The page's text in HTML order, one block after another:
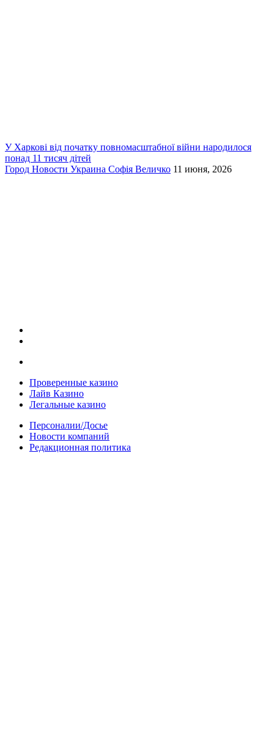
У Харкові від початку повномасштабної війни народилося
понад 11 тисяч дітей
Город Новости Украина Софія Величко 11 июня, 2026
Проверенные казино
Лайв Казино
Легальные казино
Персоналии/Досье
Новости компаний
Редакционная политика